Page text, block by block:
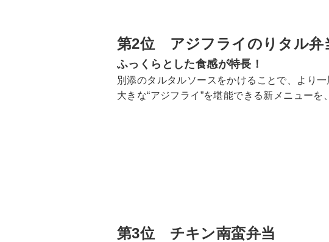
第2位 アジフライのりタル弁
ふっくらとした食感が特長！
別添のタルタルソースをかけることで、より
大きな“アジフライ”を堪能できる新メニューを
第3位 チキン南蛮弁当